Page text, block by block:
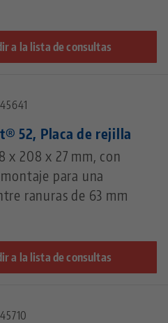
a la lista de consultas
52, Placa de rejilla
x 208 x 27 mm, con
para una
ranuras de 63 mm
a la lista de consultas